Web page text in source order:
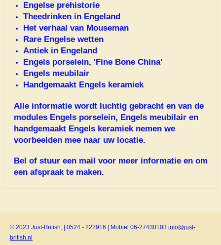
Engelse prehistorie
Theedrinken in Engeland
Het verhaal van Mouseman
Rare Engelse wetten
Antiek in Engeland
Engels porselein, 'Fine Bone China'
Engels meubilair
Handgemaakt Engels keramiek
Alle informatie wordt luchtig gebracht en van de
modules Engels porselein, Engels meubilair en
handgemaakt Engels keramiek nemen we
voorbeelden mee naar uw locatie.
Bel of stuur een mail voor meer informatie en om
een afspraak te maken.
© 2023 Just-British, | 0524 - 222916 | Mobiel 06-27430103 info@just-
british.nl